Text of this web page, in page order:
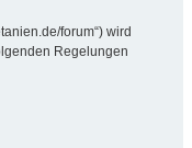
forum“) wird
Regelungen